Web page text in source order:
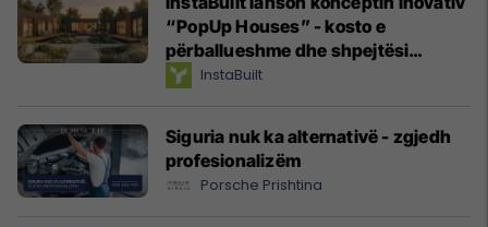
“PopUp Houses” - kosto e
përballueshme dhe shpejtësi
maksimale në ndërtim
InstaBuilt
Siguria nuk ka alternativë - zgjedh
profesionalizëm
Porsche Prishtina